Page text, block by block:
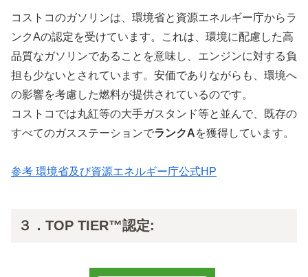
コストコのガソリンは、環境省と資源エネルギー庁からラ
ンクAの認定を受けています。これは、環境に配慮した高
品質なガソリンであることを意味し、エンジンに対する負
担も少ないとされています。安価でありながらも、環境へ
の影響を考慮した燃料が提供されているのです。
コストコでは丸紅等の大手ガスタンド等と並んで、既存の
すべてのガスステーションでランクAを獲得しています。
参考 環境省及び資源エネルギー庁公式HP
３．TOP TIER™認定: